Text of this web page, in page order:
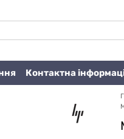
Контактна